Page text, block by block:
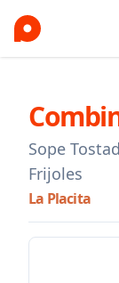
Sope
Frijoles
La Placita